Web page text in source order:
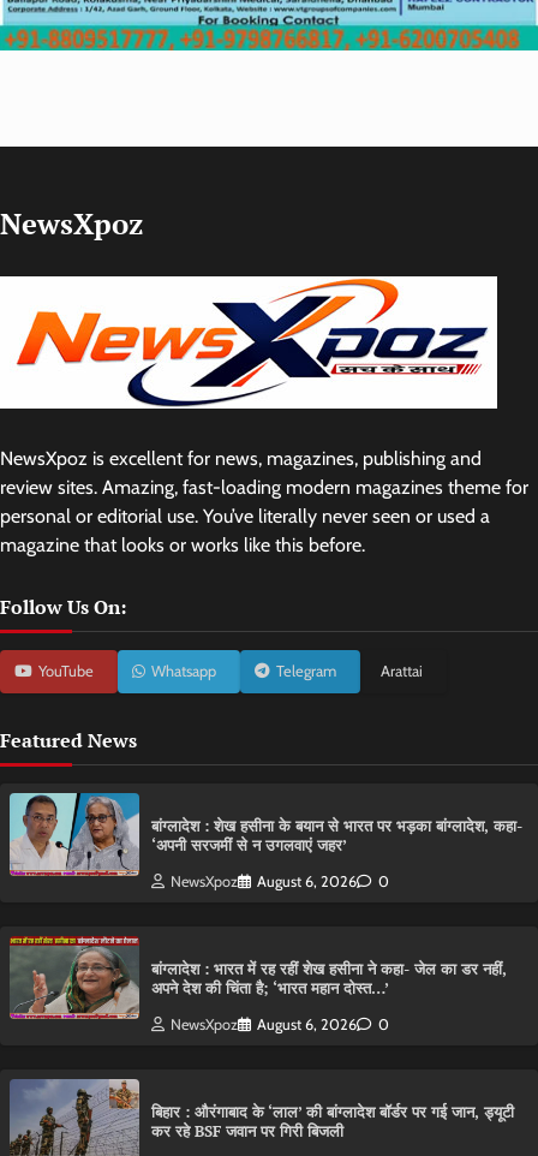
NewsXpoz
NewsXpoz is excellent for news, magazines, publishing and
review sites. Amazing, fast-loading modern magazines theme for
personal or editorial use. You’ve literally never seen or used a
magazine that looks or works like this before.
Follow Us On:
YouTube Whatsapp Telegram Arattai
Featured News
बांग्लादेश : शेख हसीना के बयान से भारत पर भड़का बांग्लादेश, कहा-
‘अपनी सरजमीं से न उगलवाएं जहर’
NewsXpoz August 6, 2026 0
बांग्लादेश : भारत में रह रहीं शेख हसीना ने कहा- जेल का डर नहीं,
अपने देश की चिंता है; ‘भारत महान दोस्त…’
NewsXpoz August 6, 2026 0
बिहार : औरंगाबाद के ‘लाल’ की बांग्लादेश बॉर्डर पर गई जान, ड्यूटी
कर रहे BSF जवान पर गिरी बिजली